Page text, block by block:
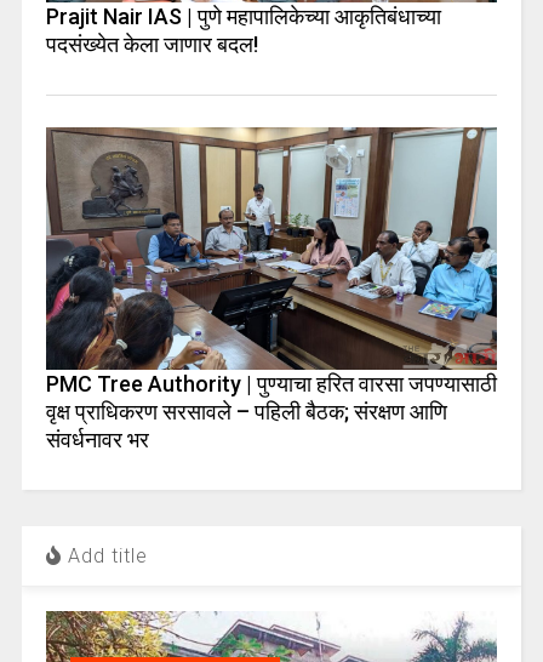
Prajit Nair IAS | पुणे महापालिकेच्या आकृतिबंधाच्या
पदसंख्येत केला जाणार बदल!
PMC Tree Authority | पुण्याचा हरित वारसा जपण्यासाठी
वृक्ष प्राधिकरण सरसावले – पहिली बैठक; संरक्षण आणि
संवर्धनावर भर
Add title